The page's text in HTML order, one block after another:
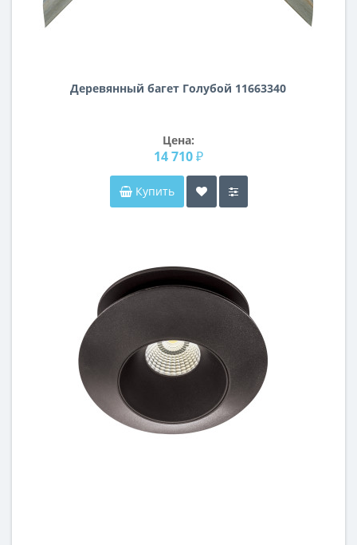
Деревянный багет Голубой 11663340
Цена:
14 710 ₽
Купить